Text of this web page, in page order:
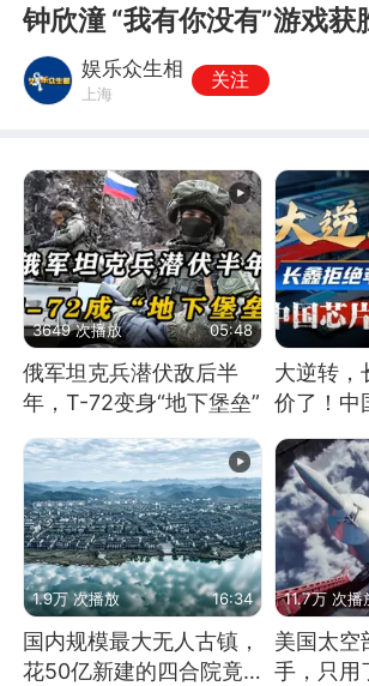
钟欣潼 “我有你没有”游戏获
娱乐众生相
上海
关注
3649 次播放 05:48
俄军坦克兵潜伏敌后半
年，T-72变身“地下堡垒”
大逆转，
价了！中
怎样的逆
1.9万 次播放 16:34
国内规模最大无人古镇，
花50亿新建的四合院竟
11.7万 次播
美国太空
手，只用